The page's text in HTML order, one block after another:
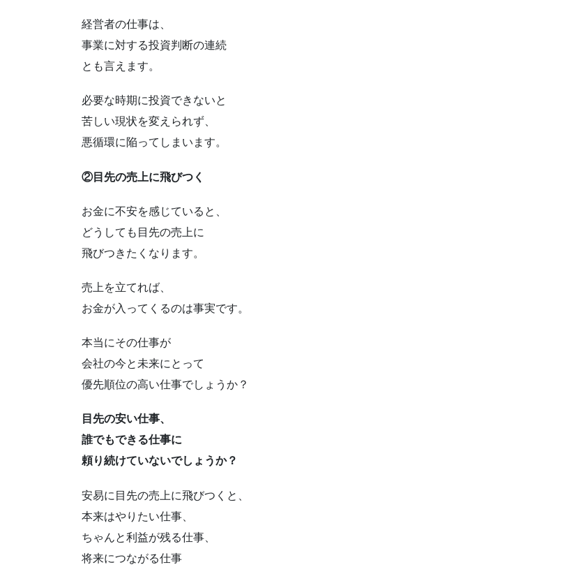
経営者の仕事は、
事業に対する投資判断の連続
とも言えます。
必要な時期に投資できないと
苦しい現状を変えられず、
悪循環に陥ってしまいます。
②目先の売上に飛びつく
お金に不安を感じていると、
どうしても目先の売上に
飛びつきたくなります。
売上を立てれば、
お金が入ってくるのは事実です。
本当にその仕事が
会社の今と未来にとって
優先順位の高い仕事でしょうか？
目先の安い仕事、
誰でもできる仕事に
頼り続けていないでしょうか？
安易に目先の売上に飛びつくと、
本来はやりたい仕事、
ちゃんと利益が残る仕事、
将来につながる仕事